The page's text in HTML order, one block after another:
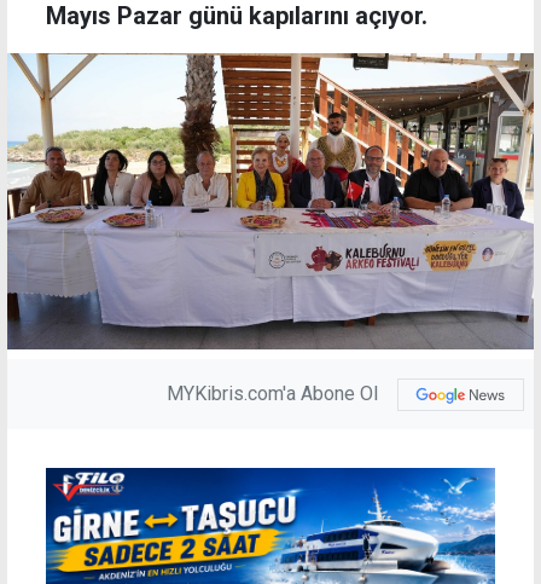
Mayıs Pazar günü kapılarını açıyor.
MYKibris.com'a Abone Ol